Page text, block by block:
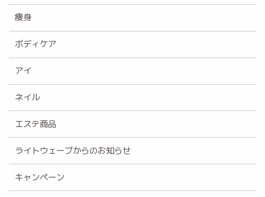
痩身
ボディケア
アイ
ネイル
エステ商品
ライトウェーブからのお知らせ
キャンペーン